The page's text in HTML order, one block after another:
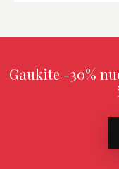
Gaukite -30%